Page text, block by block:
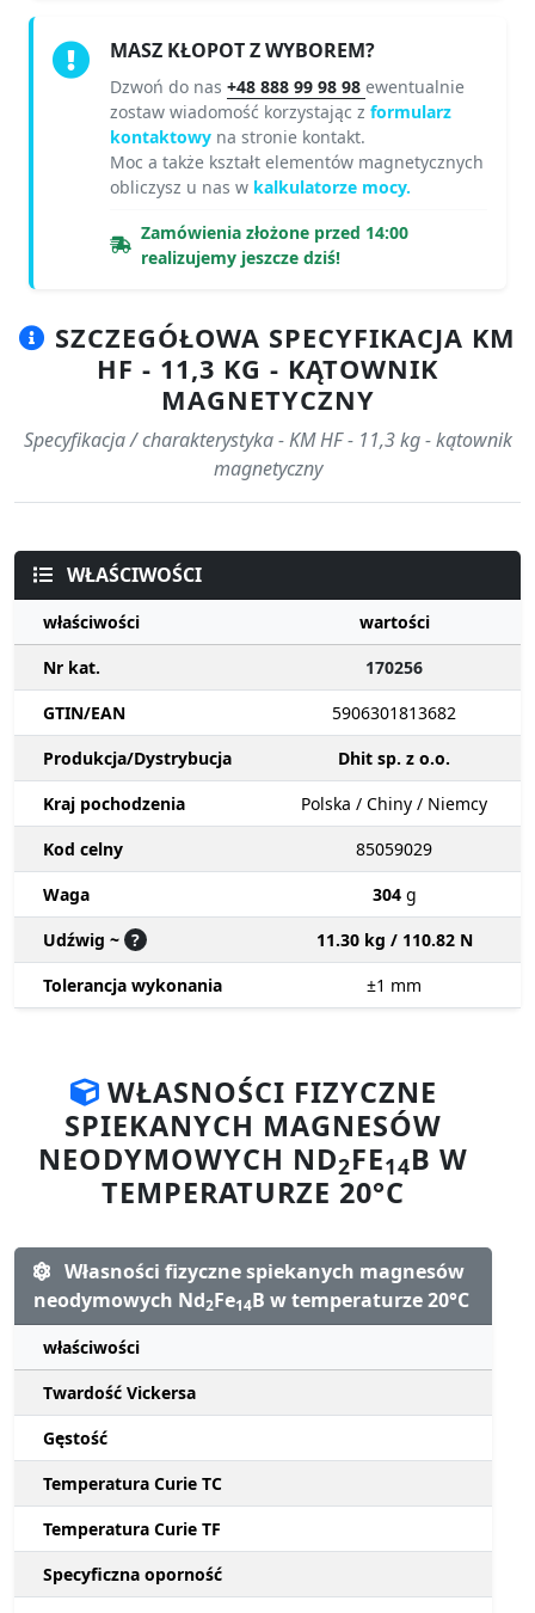
MASZ KŁOPOT Z WYBOREM?
Dzwoń do nas +48 888 99 98 98 ewentualnie
zostaw wiadomość korzystając z formularz
kontaktowy na stronie kontakt.
Moc a także kształt elementów magnetycznych
obliczysz u nas w kalkulatorze mocy.
Zamówienia złożone przed 14:00
realizujemy jeszcze dziś!
SZCZEGÓŁOWA SPECYFIKACJA KM
HF - 11,3 KG - KĄTOWNIK
MAGNETYCZNY
Specyfikacja / charakterystyka - KM HF - 11,3 kg - kątownik
magnetyczny
WŁAŚCIWOŚCI
właściwości
wartości
Nr kat.
170256
GTIN/EAN
5906301813682
Produkcja/Dystrybucja
Dhit sp. z o.o.
Kraj pochodzenia
Polska / Chiny / Niemcy
Kod celny
85059029
Waga
304 g
Udźwig ~ ?
11.30 kg / 110.82 N
Tolerancja wykonania
±1 mm
WŁASNOŚCI FIZYCZNE
SPIEKANYCH MAGNESÓW
NEODYMOWYCH ND2FE14B W
TEMPERATURZE 20°C
Własności fizyczne spiekanych magnesów
neodymowych Nd2Fe14B w temperaturze 20°C
właściwości
Twardość Vickersa
Gęstość
Temperatura Curie TC
Temperatura Curie TF
Specyficzna oporność